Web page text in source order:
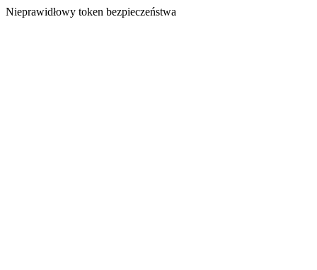
Nieprawidłowy token bezpieczeństwa